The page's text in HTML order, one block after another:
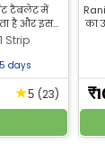
टैबलेट में
है और इसका
के इलाज में
10 मि.ग्रा.
कीमत पर
Strip
days
★5 (23)
का
₹